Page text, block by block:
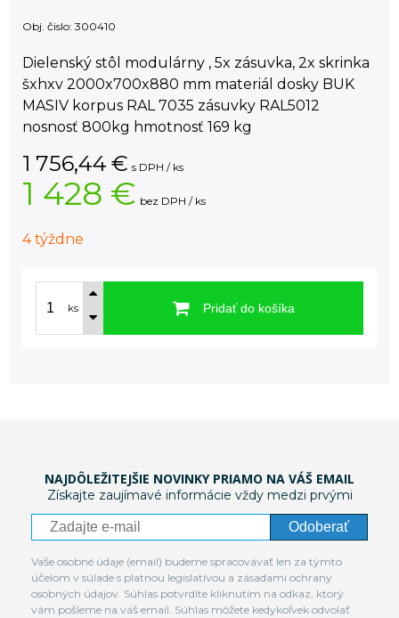
Obj. čislo: 300410
Dielenský stôl modulárny , 5x zásuvka, 2x skrinka
šxhxv 2000x700x880 mm materiál dosky BUK
MASIV korpus RAL 7035 zásuvky RAL5012
nosnosť 800kg hmotnosť 169 kg
1 756,44 € s DPH / ks
1 428 € bez DPH / ks
4 týždne
ks Pridať do košíka
NAJDÔLEŽITEJŠIE NOVINKY PRIAMO NA VÁŠ EMAIL
Získajte zaujímavé informácie vždy medzi prvými
Odoberať
Vaše osobné údaje (email) budeme spracovávať len za týmto
účelom v súlade s platnou legislatívou a zásadami ochrany
osobných údajov. Súhlas potvrdíte kliknutím na odkaz, ktorý
vám pošleme na váš email. Súhlas môžete kedykoľvek odvolať